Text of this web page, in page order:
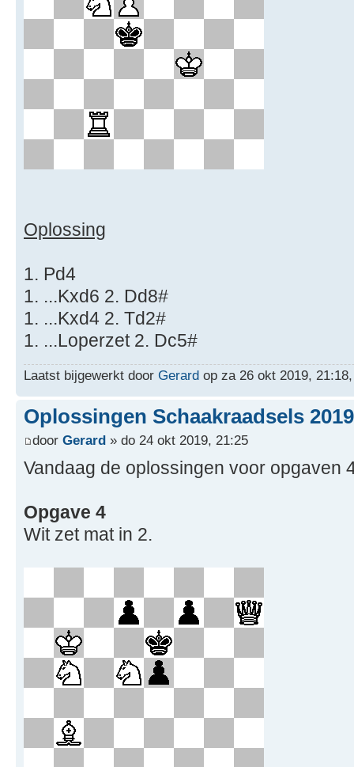
Oplossing
1. Pd4
1. ...Kxd6 2. Dd8#
1. ...Kxd4 2. Td2#
1. ...Loperzet 2. Dc5#
Laatst bijgewerkt door Gerard op za 26 okt 2019,
Oplossingen Schaakraadsels
door Gerard » do 24 okt 2019, 21:25
Vandaag de oplossingen voor opgaven
Opgave 4
Wit zet mat in 2.